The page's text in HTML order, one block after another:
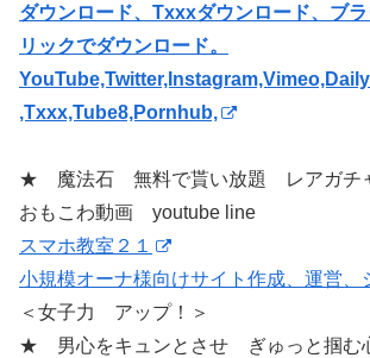
ダウンロード、Txxxダウンロード、ブ
リックでダウンロード。
,Txxx,Tube8,Pornhub,
★ 魔法石 無料で貰い放題 レアガチャ
おもこわ動画 youtube line
スマホ教室２１
小規模オーナ様向けサイト作成、運営、
＜女子力 アップ！＞
★ 男心をキュンとさせ ぎゅっと掴む